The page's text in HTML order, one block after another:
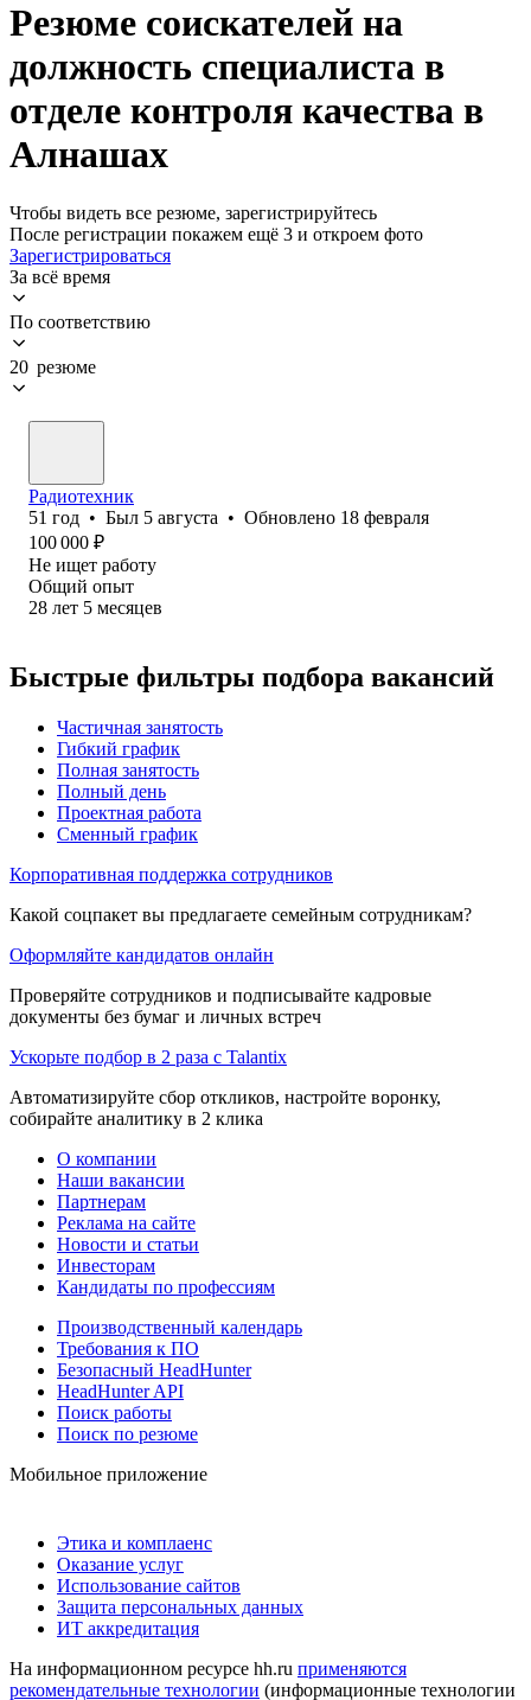
Резюме соискателей на
должность специалиста в
отделе контроля качества в
Алнашах
Чтобы видеть все резюме, зарегистрируйтесь
После регистрации покажем ещё 3 и откроем фото
Зарегистрироваться
За всё время
По соответствию
20 резюме
Радиотехник
51 год • Был 5 августа • Обновлено 18 февраля
100 000 ₽
Не ищет работу
Общий опыт
28 лет 5 месяцев
Быстрые фильтры подбора вакансий
Частичная занятость
Гибкий график
Полная занятость
Полный день
Проектная работа
Сменный график
Корпоративная поддержка сотрудников
Какой соцпакет вы предлагаете семейным сотрудникам?
Оформляйте кандидатов онлайн
Проверяйте сотрудников и подписывайте кадровые
документы без бумаг и личных встреч
Ускорьте подбор в 2 раза с Talantix
Автоматизируйте сбор откликов, настройте воронку,
собирайте аналитику в 2 клика
О компании
Наши вакансии
Партнерам
Реклама на сайте
Новости и статьи
Инвесторам
Кандидаты по профессиям
Производственный календарь
Требования к ПО
Безопасный HeadHunter
HeadHunter API
Поиск работы
Поиск по резюме
Мобильное приложение
Этика и комплаенс
Оказание услуг
Использование сайтов
Защита персональных данных
ИТ аккредитация
На информационном ресурсе hh.ru применяются
рекомендательные технологии (информационные технологии